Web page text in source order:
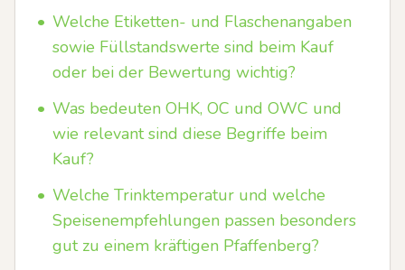
• Welche Etiketten- und Flaschenangaben
sowie Füllstandswerte sind beim Kauf
oder bei der Bewertung wichtig?
• Was bedeuten OHK, OC und OWC und
wie relevant sind diese Begriffe beim
Kauf?
• Welche Trinktemperatur und welche
Speisenempfehlungen passen besonders
gut zu einem kräftigen Pfaffenberg?